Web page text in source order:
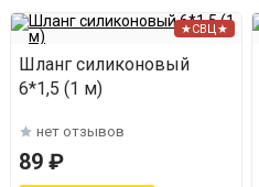
★СВЦ★
Шланг силиконовый
6*1,5 (1 м)
нет отзывов
89 ₽